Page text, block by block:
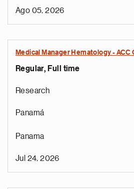
Ago 05, 2026
Medical Manager Hematology - ACC
Regular, Full time
Research
Panamá
Panama
Jul 24, 2026